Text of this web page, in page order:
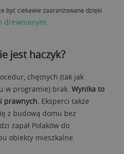
być ciekawie zaaranżowane dzięki
drewnianym
jest haczyk?
chętnych (tak jak
w programie) brak. Wynika to
prawnych. Eksperci także
z budową domu bez
zapał Polaków do
obiekty mieszkalne.